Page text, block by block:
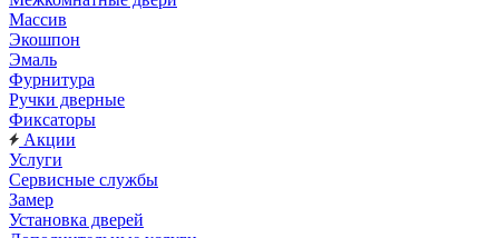
Массив
Экошпон
Эмаль
Фурнитура
Ручки дверные
Фиксаторы
Акции
Услуги
Сервисные службы
Замер
Установка дверей